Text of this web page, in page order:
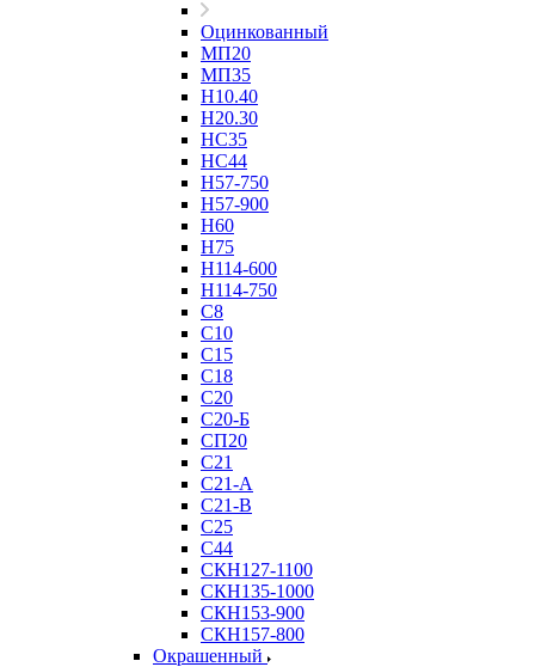
Оцинкованный
МП20
МП35
Н10.40
Н20.30
НС35
НС44
Н57-750
Н57-900
Н60
Н75
Н114-600
Н114-750
С8
С10
С15
С18
С20
С20-Б
СП20
С21
С21-А
С21-В
С25
С44
СКН127-1100
СКН135-1000
СКН153-900
СКН157-800
Окрашенный